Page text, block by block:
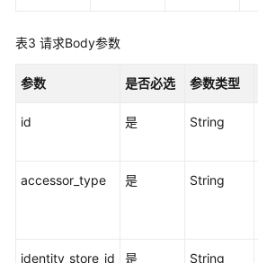
理
表3 请求Body参数
参数 是否必选 参数类型
id 是 String
accessor_type 是 String
identity_store_id 是 String